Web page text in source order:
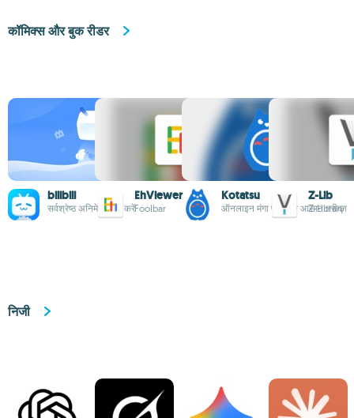
कॉमिक्स और बुक रीडर
bilibili
सर्वश्रेष्ठ अनिमे स्ट्रीम करें
EhViewer
FooIbar
Kotatsu
ऑनलाइन मंगा पढ़ने का आसान तरीका
Z-Lib
Z-Library
निजी